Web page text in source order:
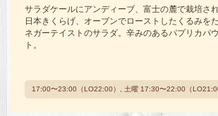
サラダケールにアンディーブ、富士の麓で栽培さ
日本きくらげ、オーブンでローストしたくるみを
ネガーテイストのサラダ。辛みのあるパプリカパ
ト。
17:00〜23:00（LO22:00）, 土曜 17:30〜22:00（